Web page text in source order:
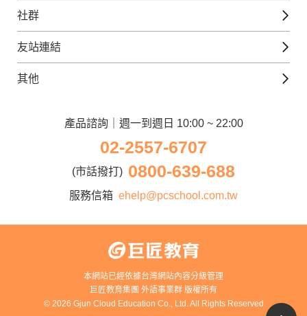
韓語課程
法文課程
兒童日語課程
外語補給站
美日語數位學院
Gjun-就醬學外語
官方Youtube
社群
英語觀光城
日語觀光城
友站連結
iWorld JR
電腦直播教學
巨匠東大日語
其他
Apply to Teach
講師登入
產品諮詢｜週一到週日 10:00 ~ 22:00
02-2557-6707
(市話撥打) 0800-639-688
服務信箱 ehelp@pcschool.com.tw
本網站已經依據台灣網站內容分級管理
巨匠教育集團 外語事業群 版權所有
© 2026 Gjun Cloud Education Co., Ltd. All Rights Reserved